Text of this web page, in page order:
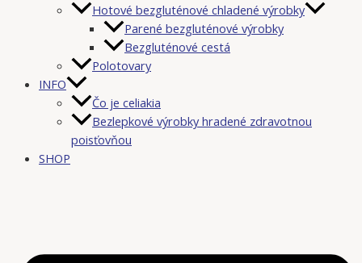
Hotové bezgluténové chladené výrobky
Parené bezgluténové výrobky
Bezgluténové cestá
Polotovary
INFO
Čo je celiakia
Bezlepkové výrobky hradené zdravotnou
poisťovňou
SHOP